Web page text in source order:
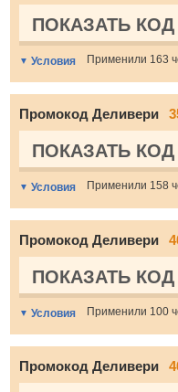
ПОКАЗАТЬ КОД
Условия Применили 163
Промокод Деливери
ПОКАЗАТЬ КОД
Условия Применили 158
Промокод Деливери
ПОКАЗАТЬ КОД
Условия Применили 100
Промокод Деливери